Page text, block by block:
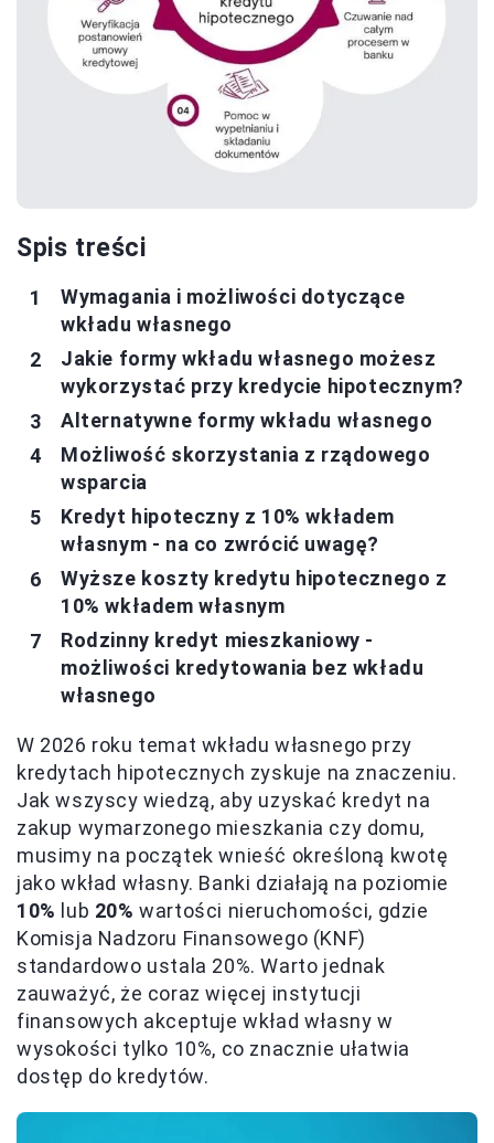
Spis treści
Wymagania i możliwości dotyczące
wkładu własnego
Jakie formy wkładu własnego możesz
wykorzystać przy kredycie hipotecznym?
Alternatywne formy wkładu własnego
Możliwość skorzystania z rządowego
wsparcia
Kredyt hipoteczny z 10% wkładem
własnym - na co zwrócić uwagę?
Wyższe koszty kredytu hipotecznego z
10% wkładem własnym
Rodzinny kredyt mieszkaniowy -
możliwości kredytowania bez wkładu
własnego
W 2026 roku temat wkładu własnego przy
kredytach hipotecznych zyskuje na znaczeniu.
Jak wszyscy wiedzą, aby uzyskać kredyt na
zakup wymarzonego mieszkania czy domu,
musimy na początek wnieść określoną kwotę
jako wkład własny. Banki działają na poziomie
10% lub 20% wartości nieruchomości, gdzie
Komisja Nadzoru Finansowego (KNF)
standardowo ustala 20%. Warto jednak
zauważyć, że coraz więcej instytucji
finansowych akceptuje wkład własny w
wysokości tylko 10%, co znacznie ułatwia
dostęp do kredytów.